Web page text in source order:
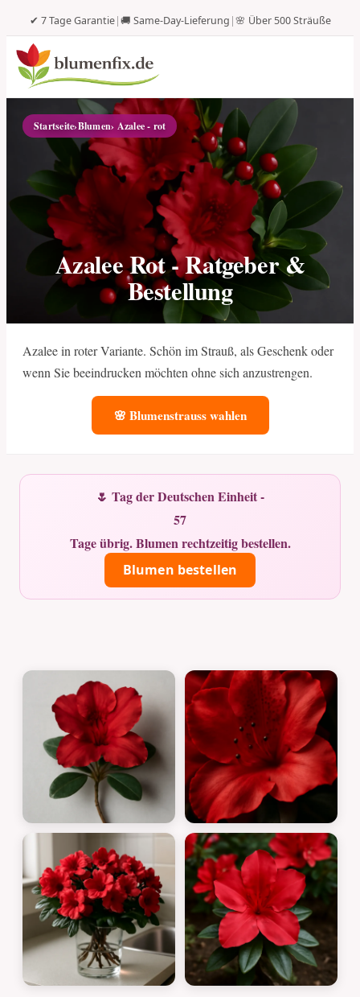
✔ 7 Tage Garantie|🚚 Same-Day-Lieferung |🌸 Über 500 Sträuße
Startseite›Blumen› Azalee - rot
Azalee Rot - Ratgeber &
Bestellung
Azalee in roter Variante. Schön im Strauß, als Geschenk oder
wenn Sie beeindrucken möchten ohne sich anzustrengen.
🌸 Blumenstrauss wahlen
🌷 Tag der Deutschen Einheit -
57
Tage übrig. Blumen rechtzeitig bestellen.
Blumen bestellen